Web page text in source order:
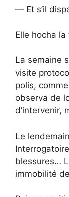
— Et s’il
Elle hocha
La semaine
visite
polis,
observa de
d’intervenir,
Le
blessures…
immobilité